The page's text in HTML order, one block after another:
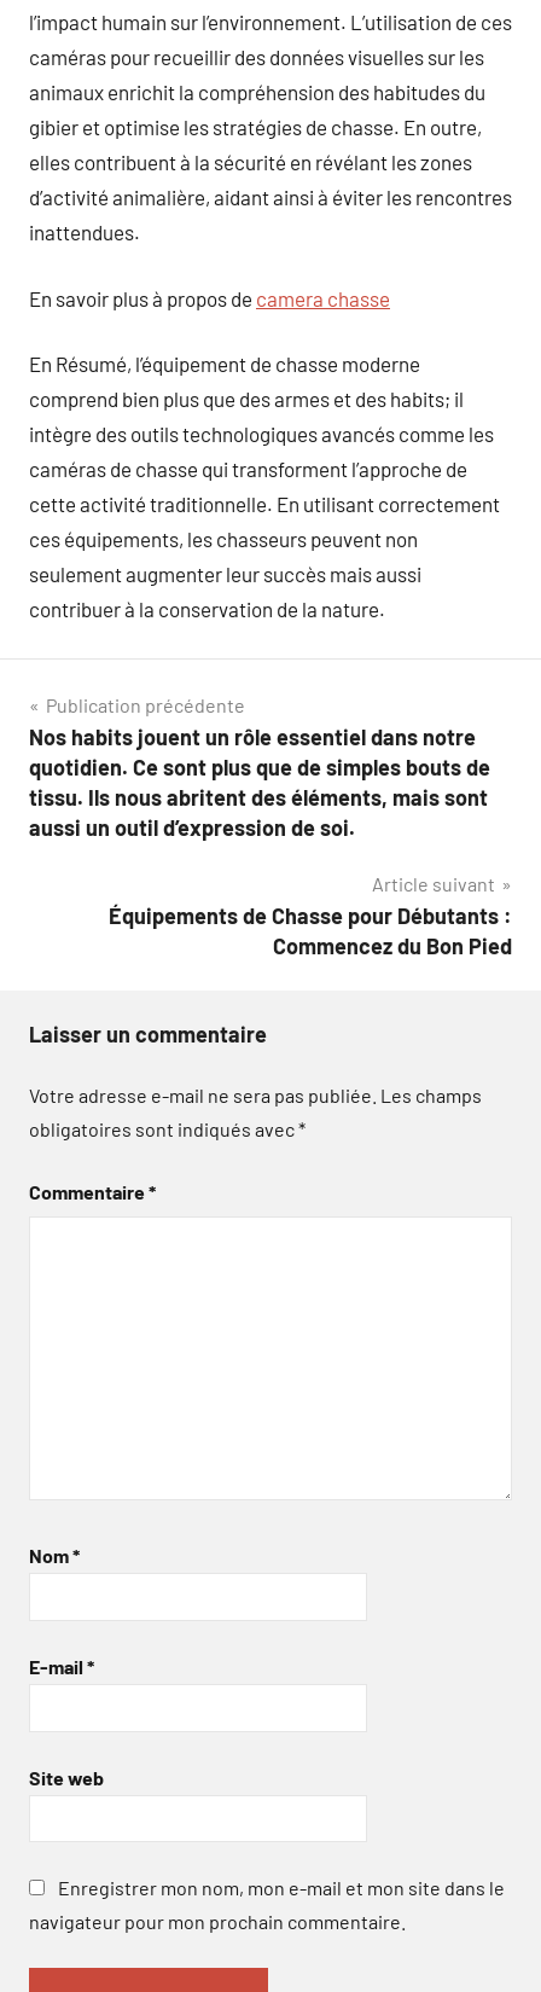
l’impact humain sur l’environnement. L’utilisation de ces
caméras pour recueillir des données visuelles sur les
animaux enrichit la compréhension des habitudes du
gibier et optimise les stratégies de chasse. En outre,
elles contribuent à la sécurité en révélant les zones
d’activité animalière, aidant ainsi à éviter les rencontres
inattendues.
En savoir plus à propos de camera chasse
En Résumé, l’équipement de chasse moderne
comprend bien plus que des armes et des habits; il
intègre des outils technologiques avancés comme les
caméras de chasse qui transforment l’approche de
cette activité traditionnelle. En utilisant correctement
ces équipements, les chasseurs peuvent non
seulement augmenter leur succès mais aussi
contribuer à la conservation de la nature.
Navigation
de
l’article
Publication précédente
Nos habits jouent un rôle essentiel dans notre
quotidien. Ce sont plus que de simples bouts de
tissu. Ils nous abritent des éléments, mais sont
aussi un outil d’expression de soi.
Article suivant
Équipements de Chasse pour Débutants :
Commencez du Bon Pied
Laisser un commentaire
Votre adresse e-mail ne sera pas publiée. Les champs
obligatoires sont indiqués avec*
Commentaire*
Nom*
E-mail *
Site web
Enregistrer mon nom, mon e-mail et mon site dans le
navigateur pour mon prochain commentaire.